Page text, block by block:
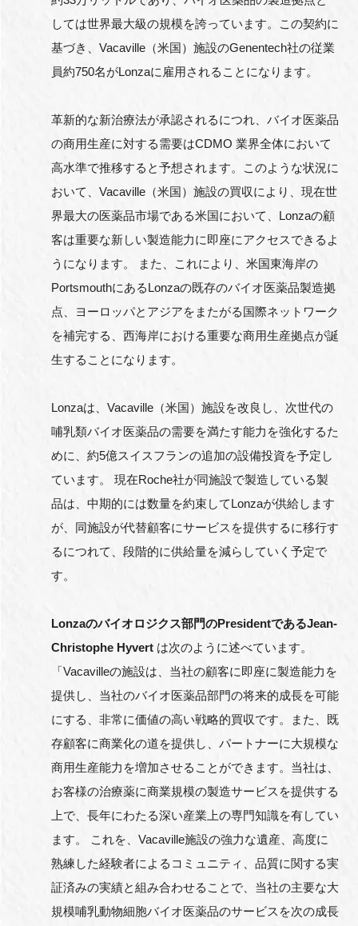
しては世界最大級の規模を誇っています。この契約に
基づき、Vacaville（米国）施設のGenentech社の従業
員約750名がLonzaに雇用されることになります。
革新的な新治療法が承認されるにつれ、バイオ医薬品
の商用生産に対する需要はCDMO 業界全体において
高水準で推移すると予想されます。このような状況に
おいて、Vacaville（米国）施設の買収により、現在世
界最大の医薬品市場である米国において、Lonzaの顧
客は重要な新しい製造能力に即座にアクセスできるよ
うになります。 また、これにより、米国東海岸の
PortsmouthにあるLonzaの既存のバイオ医薬品製造拠
点、ヨーロッパとアジアをまたがる国際ネットワーク
を補完する、西海岸における重要な商用生産拠点が誕
生することになります。
Lonzaは、Vacaville（米国）施設を改良し、次世代の
哺乳類バイオ医薬品の需要を満たす能力を強化するた
めに、約5億スイスフランの追加の設備投資を予定し
ています。 現在Roche社が同施設で製造している製
品は、中期的には数量を約束してLonzaが供給します
が、同施設が代替顧客にサービスを提供するに移行す
るにつれて、段階的に供給量を減らしていく予定で
す。
Lonzaのバイオロジクス部門のPresidentであるJean-
Christophe Hyvert は次のように述べています。
「Vacavilleの施設は、当社の顧客に即座に製造能力を
提供し、当社のバイオ医薬品部門の将来的成長を可能
にする、非常に価値の高い戦略的買収です。また、既
存顧客に商業化の道を提供し、パートナーに大規模な
商用生産能力を増加させることができます。当社は、
お客様の治療薬に商業規模の製造サービスを提供する
上で、長年にわたる深い産業上の専門知識を有してい
ます。 これを、Vacaville施設の強力な遺産、高度に
熟練した経験者によるコミュニティ、品質に関する実
証済みの実績と組み合わせることで、当社の主要な大
規模哺乳動物細胞バイオ医薬品のサービスを次の成長